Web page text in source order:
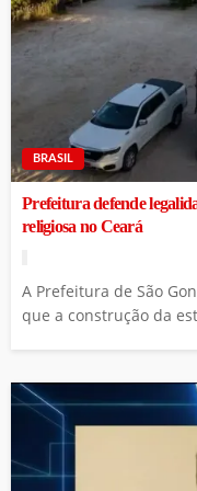
BRASIL
Prefeitura defende
religiosa no Ceará
A Prefeitura de São
que a construção da